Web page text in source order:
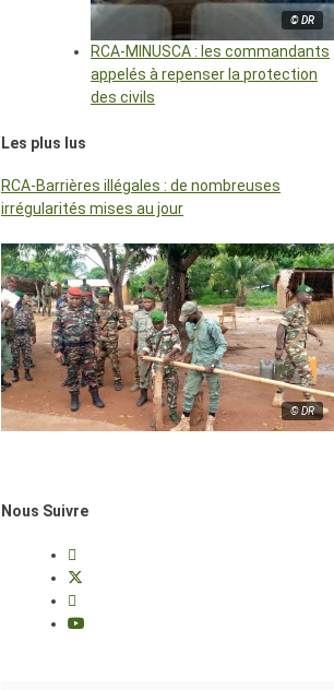
© DR
RCA-MINUSCA : les commandants
appelés à repenser la protection
des civils
Les plus lus
RCA-Barrières illégales : de nombreuses
irrégularités mises au jour
© DR
Nous Suivre